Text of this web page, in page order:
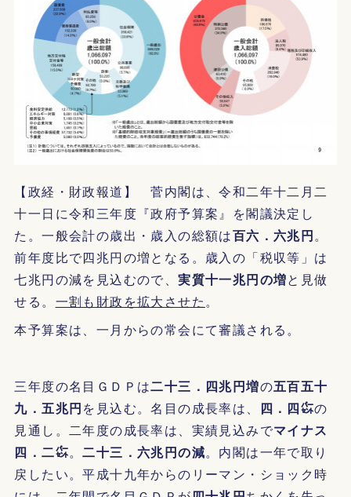
【政経・財政報道】 菅内閣は、令和二年十二月二
十一日に令和三年度『政府予算案』を閣議決定し
た。一般会計の歳出・歳入の総額は百六．六兆円。
前年度比で四兆円の増となる。歳入の「税収等」は
七兆円の減を見込むので、実質十一兆円の増と見做
せる。 一割も財政を拡大させた。
本予算案は、一月からの常会にて審議される。
三年度の名目ＧＤＰは二十三．四兆円増の五百五十
九．五兆円を見込む。名目の成長率は、 四．四㌫の
見通し。二年度の成長率は、実績見込みでマイナス
四．二㌫。二十三．六兆円の減。内閣は一年で取り
戻したい。平成十九年からのリーマン・ショック時